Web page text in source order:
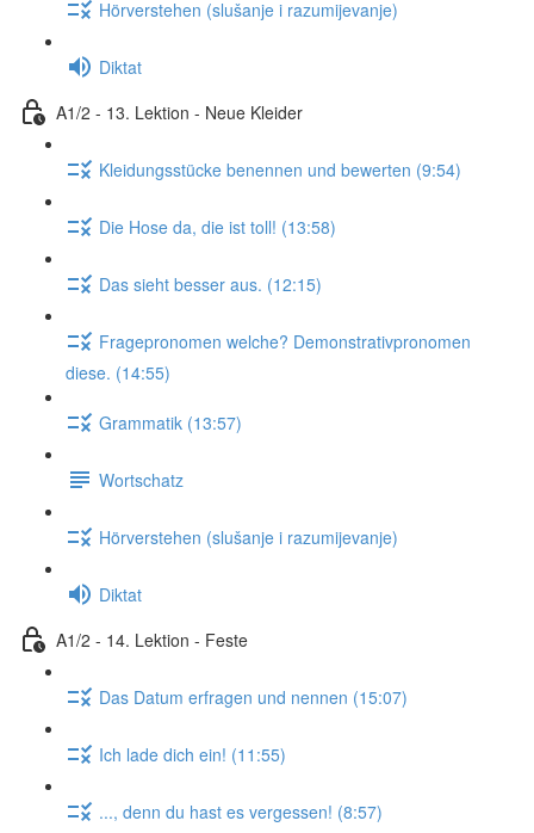
Hörverstehen (slušanje i razumijevanje)
Diktat
A1/2 - 13. Lektion - Neue Kleider
Kleidungsstücke benennen und bewerten (9:54)
Die Hose da, die ist toll! (13:58)
Das sieht besser aus. (12:15)
Fragepronomen welche? Demonstrativpronomen
diese. (14:55)
Grammatik (13:57)
Wortschatz
Hörverstehen (slušanje i razumijevanje)
Diktat
A1/2 - 14. Lektion - Feste
Das Datum erfragen und nennen (15:07)
Ich lade dich ein! (11:55)
..., denn du hast es vergessen! (8:57)